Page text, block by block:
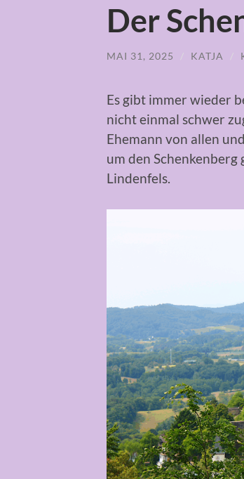
Der
MAI 31, 2025 / KATJA /
Es gibt immer wieder
nicht einmal schwer
Ehemann von allen
um den
Lindenfels.